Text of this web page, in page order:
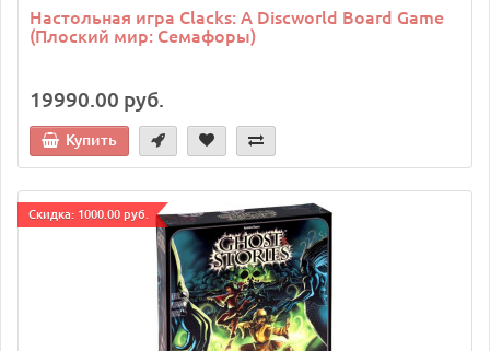
Настольная игра Clacks: A Discworld Board Game
(Плоский мир: Семафоры)
19990.00 руб.
Купить
Cкидка: 1000.00 руб.